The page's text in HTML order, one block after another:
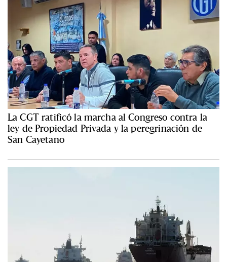
La CGT ratificó la marcha al Congreso contra la
ley de Propiedad Privada y la peregrinación de
San Cayetano